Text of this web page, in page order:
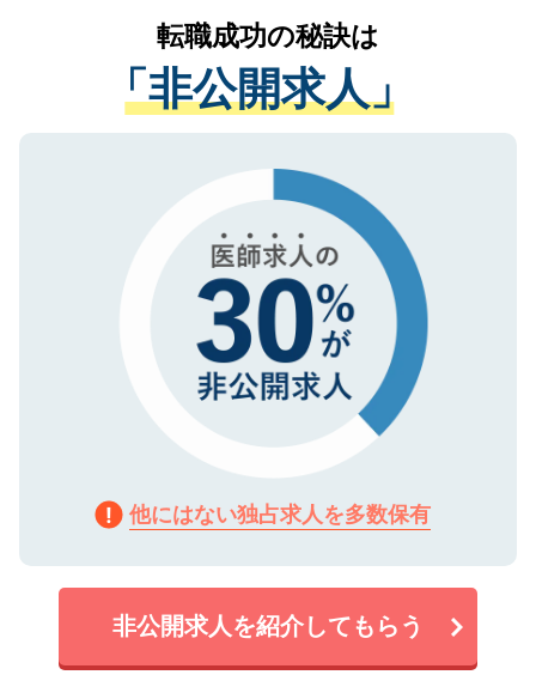
は、個人情報の取り扱いについての厳密な
管理基準を満たした事業者のみに付与され
る、プライバシーマークを取得済みです。
で、機密保持に関してもご安心ください。
かがいして、現在の医療機関の状況や紹介
経験をまじえながら、適切なアドバイスを
させていただきます。すぐにご転職をされ
ない方には、長期的なサポートが可能です
ので、まずはご登録ください。
転職成功の秘訣は
「非公開求人」
他にはない独占求人を多数保有
非公開求人を紹介してもらう